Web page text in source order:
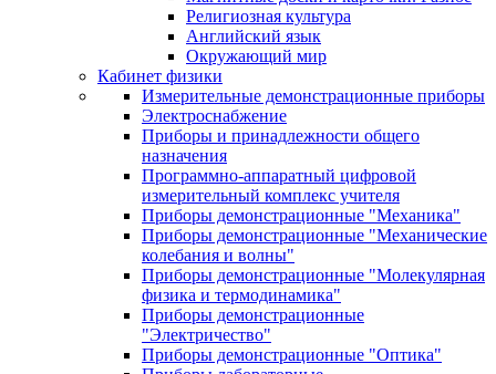
Религиозная культура
Английский язык
Окружающий мир
Кабинет физики
Измерительные демонстрационные приборы
Электроснабжение
Приборы и принадлежности общего
назначения
Программно-аппаратный цифровой
измерительный комплекс учителя
Приборы демонстрационные "Механика"
Приборы демонстрационные "Механические
колебания и волны"
Приборы демонстрационные "Молекулярная
физика и термодинамика"
Приборы демонстрационные
"Электричество"
Приборы демонстрационные "Оптика"